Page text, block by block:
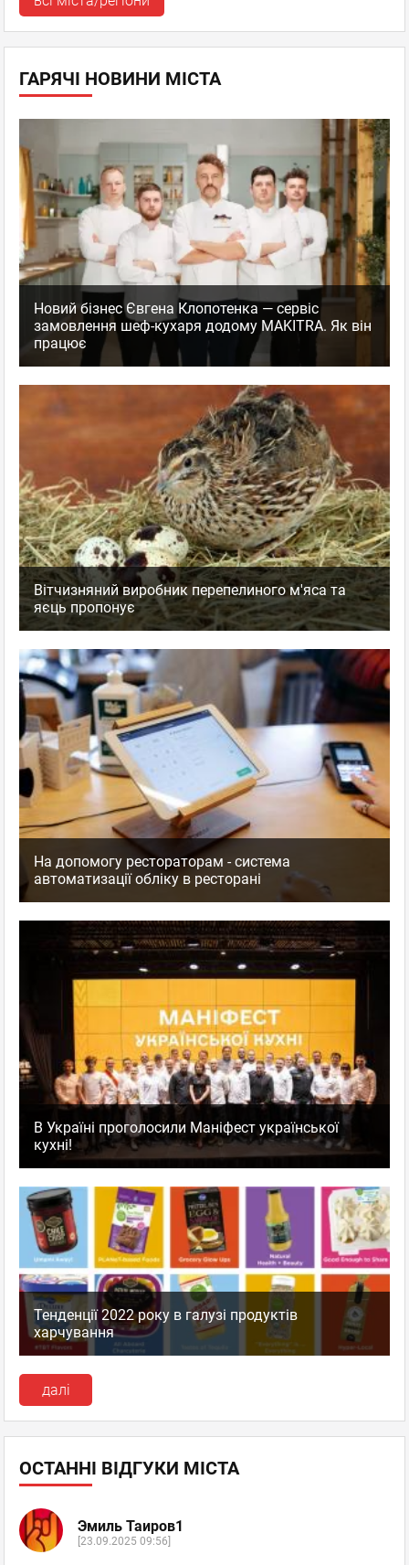
ГАРЯЧІ НОВИНИ МІСТА
Новий бізнес Євгена Клопотенка — сервіс
замовлення шеф-кухаря додому MAKITRA. Як він
працює
Вітчизняний виробник перепелиного м'яса та
яєць пропонує
На допомогу рестораторам - система
автоматизації обліку в ресторані
В Україні проголосили Маніфест української
кухні!
Тенденції 2022 року в галузі продуктів
харчування
далі
ОСТАННІ ВІДГУКИ МІСТА
Эмиль Таиров1
[23.09.2025 09:56]